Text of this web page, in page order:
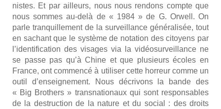
nistes. Et par ailleurs, nous nous ren­dons compte que
nous sommes au-delà de « 1984 » de G. Orwell. On
parle tran­quille­ment de la sur­veillance géné­ra­li­sée, tout
en sachant que le sys­tème de nota­tion des citoyens par
l’identification des visages via la vidéo­sur­veillance ne
se passe pas qu’à Chine et que plu­sieurs écoles en
France, ont com­men­cé à uti­li­ser cette hor­reur comme un
outil d’enseignement. Nous décri­vons la bande des
« Big Bro­thers » trans­na­tio­naux qui sont res­pon­sables
de la des­truc­tion de la nature et du social : des droits